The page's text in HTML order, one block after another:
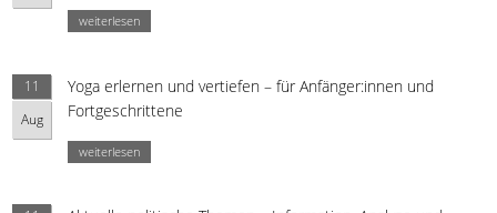
weiterlesen
11
Aug
Yoga erlernen und vertiefen – für Anfänger:innen und
Fortgeschrittene
weiterlesen